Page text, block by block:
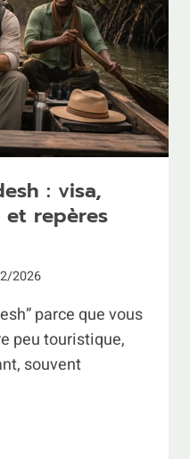
: visa,
repères
2026
parce que vous
peu touristique,
souvent